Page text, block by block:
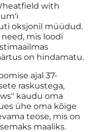
with
oksjonil müüdud.
mis loodi
on hindamatu.
ajal 37-
raskustega,
kaudu oma
ühe oma kõige
teose, mis on
maaliks.